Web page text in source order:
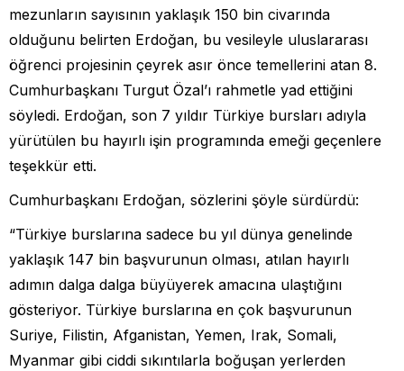
mezunların sayısının yaklaşık 150 bin civarında
olduğunu belirten Erdoğan, bu vesileyle uluslararası
öğrenci projesinin çeyrek asır önce temellerini atan 8.
Cumhurbaşkanı Turgut Özal’ı rahmetle yad ettiğini
söyledi. Erdoğan, son 7 yıldır Türkiye bursları adıyla
yürütülen bu hayırlı işin programında emeği geçenlere
teşekkür etti.
Cumhurbaşkanı Erdoğan, sözlerini şöyle sürdürdü:
“Türkiye burslarına sadece bu yıl dünya genelinde
yaklaşık 147 bin başvurunun olması, atılan hayırlı
adımın dalga dalga büyüyerek amacına ulaştığını
gösteriyor. Türkiye burslarına en çok başvurunun
Suriye, Filistin, Afganistan, Yemen, Irak, Somali,
Myanmar gibi ciddi sıkıntılarla boğuşan yerlerden